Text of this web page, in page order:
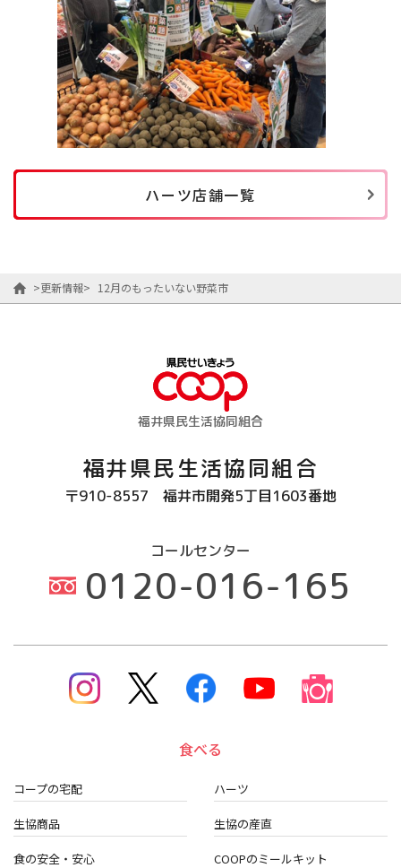
ハーツ店舗一覧
>更新情報> 12月のもったいない野菜市
福井県民生活協同組合
福井県民生活協同組合
〒910-8557 福井市開発5丁目1603番地
コールセンター
0120-016-165
食べる
コープの宅配 ハーツ
生協商品 生協の産直
食の安全・安心 COOPのミールキット